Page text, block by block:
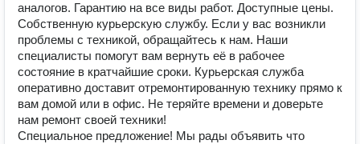
аналогов. Гарантию на все виды работ. Доступные цены.
Собственную курьерскую службу. Если у вас возникли
проблемы с техникой, обращайтесь к нам. Наши
специалисты помогут вам вернуть её в рабочее
состояние в кратчайшие сроки. Курьерская служба
оперативно доставит отремонтированную технику прямо к
вам домой или в офис. Не теряйте времени и доверьте
нам ремонт своей техники!
Специальное предложение! Мы рады объявить что